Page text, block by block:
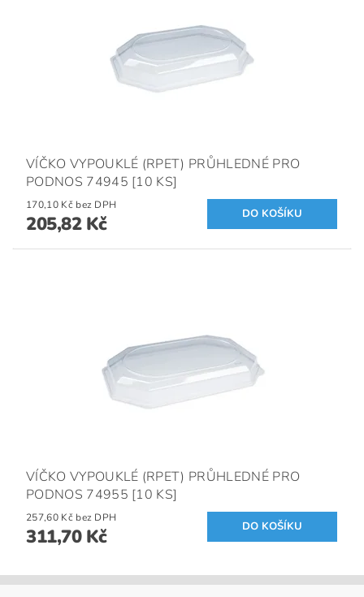
VÍČKO VYPOUKLÉ (RPET) PRŮHLEDNÉ PRO
PODNOS 74945 [10 KS]
170,10 Kč bez DPH
205,82 Kč
VÍČKO VYPOUKLÉ (RPET) PRŮHLEDNÉ PRO
PODNOS 74955 [10 KS]
257,60 Kč bez DPH
311,70 Kč